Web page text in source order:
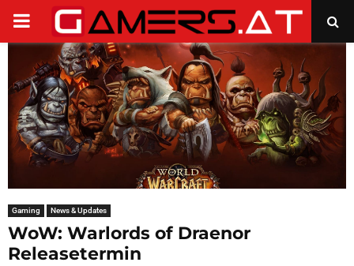
PRIMARY
MENU
Gaming News & Updates
WoW: Warlords of Draenor
Releasetermin